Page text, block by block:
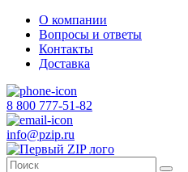
О компании
Вопросы и ответы
Контакты
Доставка
8 800 777-51-82
info@pzip.ru